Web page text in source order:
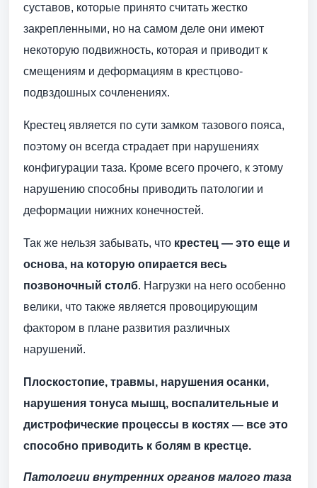
суставов, которые принято считать жестко
закрепленными, но на самом деле они имеют
некоторую подвижность, которая и приводит к
смещениям и деформациям в крестцово-
подвздошных сочленениях.
Крестец является по сути замком тазового пояса,
поэтому он всегда страдает при нарушениях
конфигурации таза. Кроме всего прочего, к этому
нарушению способны приводить патологии и
деформации нижних конечностей.
Так же нельзя забывать, что крестец — это еще и
основа, на которую опирается весь
позвоночный столб. Нагрузки на него особенно
велики, что также является провоцирующим
фактором в плане развития различных
нарушений.
Плоскостопие, травмы, нарушения осанки,
нарушения тонуса мышц, воспалительные и
дистрофические процессы в костях — все это
способно приводить к болям в крестце.
Патологии внутренних органов малого таза